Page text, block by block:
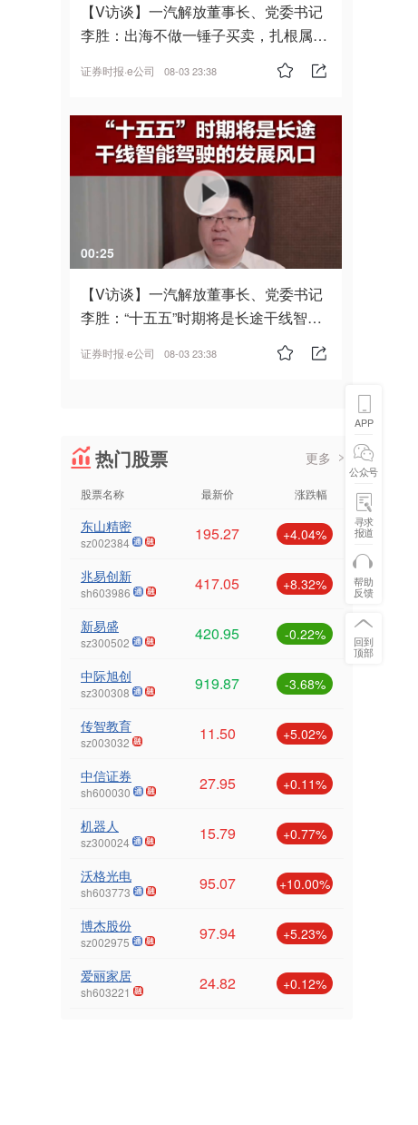
【V访谈】一汽解放董事长、党委书记
李胜：出海不做一锤子买卖，扎根属
证券时报·e公司 08-03 23:38
00:25
【V访谈】一汽解放董事长、党委书记
李胜：“十五五”时期将是长途干线智能
证券时报·e公司 08-03 23:38
热门股票 更多
股票名称 最新价 涨跌幅
东山精密
sz002384 195.27 +4.04%
兆易创新
sh603986 417.05 +8.32%
新易盛
sz300502 420.95 -0.22%
中际旭创
sz300308 919.87 -3.68%
传智教育
sz003032 11.50 +5.02%
中信证券
sh600030 27.95 +0.11%
机器人
sz300024 15.79 +0.77%
沃格光电
sh603773 95.07 +10.00%
博杰股份
sz002975 97.94 +5.23%
爱丽家居
sh603221 24.82 +0.12%
APP
公众号
寻求
报道
帮助
反馈
回到
顶部